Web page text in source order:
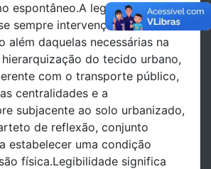
espontâneo.A legibilidade
sempre intervenções fora da
além daquelas necessárias na
do tecido urbano,
com o transporte público,
centralidades e a
subjacente ao solo urbanizado,
de reflexão, conjunto
estabelecer uma condição
física.Legibilidade significa